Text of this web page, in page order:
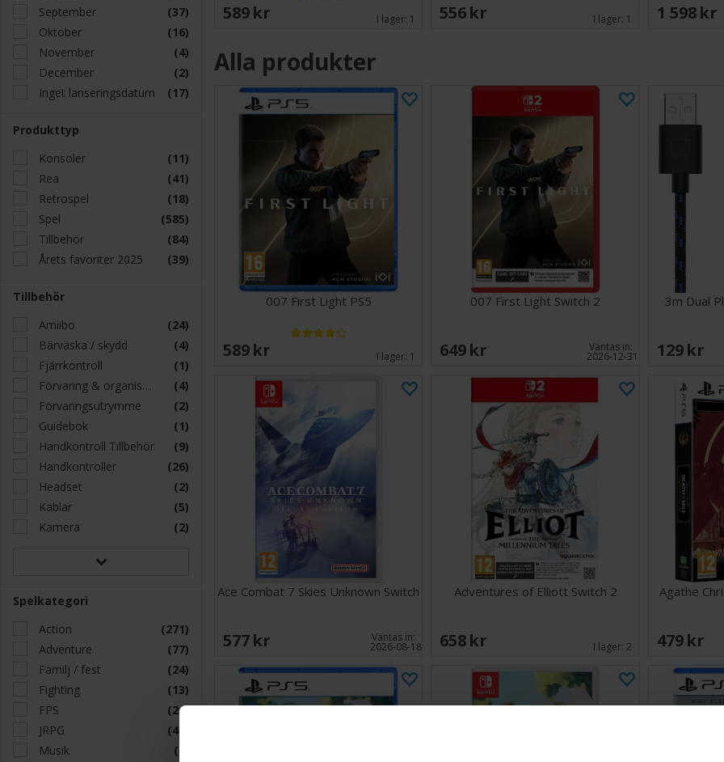
September
(37)
Oktober
(16)
November
(4)
December
(2)
Inget lanseringsdatum
(17)
Produkttyp
Konsoler
(11)
Rea
(41)
Retrospel
(18)
Spel
(585)
Tillbehör
(84)
Årets favoriter 2025
(39)
Tillbehör
Amiibo
(24)
Bärväska / skydd
(4)
Fjärrkontroll
(1)
Förvaring & organisation
(4)
Förvaringsutrymme
(2)
Guidebok
(1)
Handkontroll Tillbehör
(9)
Handkontroller
(26)
Headset
(2)
Kablar
(5)
Kamera
(2)
Spelkategori
Action
(271)
Adventure
(77)
Familj / fest
(24)
Fighting
(13)
FPS
(24)
JRPG
(45)
Musik
(9)
589 SEK I lager: 1 556 SEK I lager: 1 1 598
Alla produkter
007 First Light PS5
589 SEK I lager: 1
007 First Light Switch 2
649 SEK Väntas in:
2026-12-31
3m Dual
129 SEK
Ace Combat 7 Skies Unknown Switch
577 SEK Väntas in:
2026-08-18
Adventures of Elliott Switch 2
658 SEK I lager:2
Agathe
479 SEK